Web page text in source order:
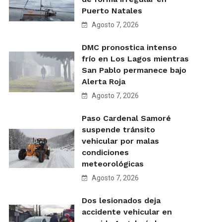
Puerto Natales
Agosto 7, 2026
DMC pronostica intenso
frío en Los Lagos mientras
San Pablo permanece bajo
Alerta Roja
Agosto 7, 2026
Paso Cardenal Samoré
suspende tránsito
vehicular por malas
condiciones
meteorológicas
Agosto 7, 2026
Dos lesionados deja
accidente vehicular en